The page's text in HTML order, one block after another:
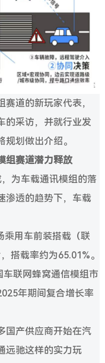
道的新玩家代表，
的采访，并就行业发
划做出介绍。
组赛道潜力释放
为车载通讯模组的落
渗透的趋势下，车载
用车前装搭载（联
搭载率约为65.01%。
联网蜂窝通信模组市
年期间复合增长率
国产供应商开始在汽
远驰这样的实力玩